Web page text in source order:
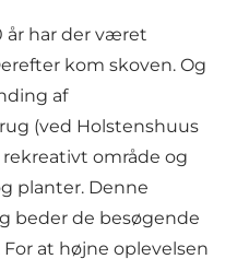
år har der været
kom skoven. Og
af
(ved Holstenshuus
rekreativt område og
planter. Denne
beder de besøgende
at højne oplevelsen